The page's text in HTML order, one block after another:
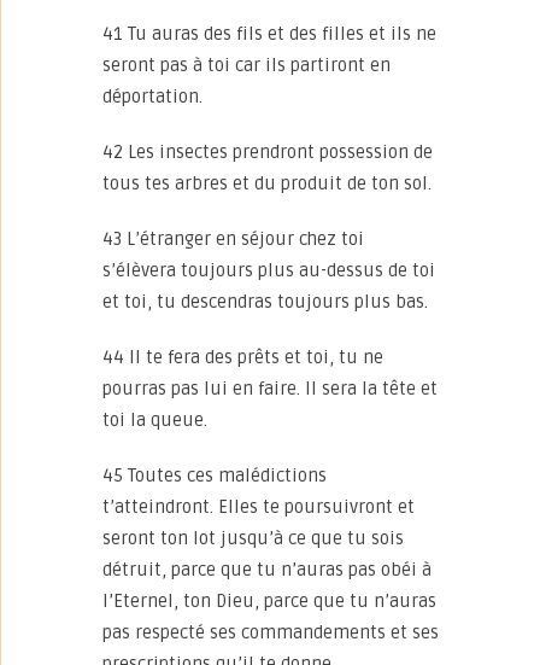
41 Tu auras des fils et des filles et ils ne
seront pas à toi car ils partiront en
déportation.
42 Les insectes prendront possession de
tous tes arbres et du produit de ton sol.
43 L’étranger en séjour chez toi
s’élèvera toujours plus au-dessus de toi
et toi, tu descendras toujours plus bas.
44 Il te fera des prêts et toi, tu ne
pourras pas lui en faire. Il sera la tête et
toi la queue.
45 Toutes ces malédictions
t’atteindront. Elles te poursuivront et
seront ton lot jusqu’à ce que tu sois
détruit, parce que tu n’auras pas obéi à
l’Eternel, ton Dieu, parce que tu n’auras
pas respecté ses commandements et ses